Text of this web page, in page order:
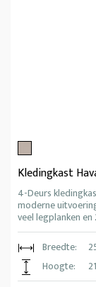
Kledingkast
4-Deurs
moderne
veel legplanken en
Breedte:
Hoogte: